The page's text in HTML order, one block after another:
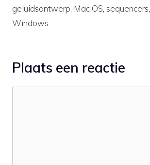
analog synthesizer is half
a computer. Moog Music
geluidsontwerp, Mac OS, sequencers,
Windows
Plaats een reactie